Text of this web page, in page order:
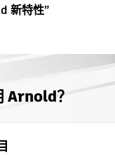
新特性”
Arnold？